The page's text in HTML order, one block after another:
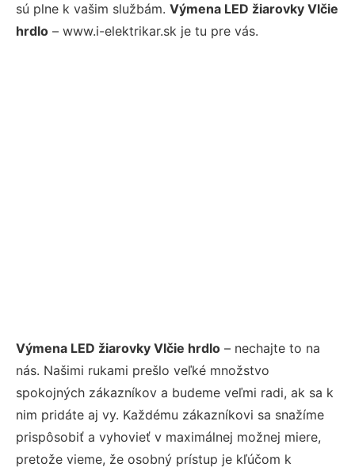
sú plne k vašim službám. Výmena LED žiarovky Vlčie
hrdlo – www.i-elektrikar.sk je tu pre vás.
Výmena LED žiarovky Vlčie hrdlo – nechajte to na
nás. Našimi rukami prešlo veľké množstvo
spokojných zákazníkov a budeme veľmi radi, ak sa k
nim pridáte aj vy. Každému zákazníkovi sa snažíme
prispôsobiť a vyhovieť v maximálnej možnej miere,
pretože vieme, že osobný prístup je kľúčom k